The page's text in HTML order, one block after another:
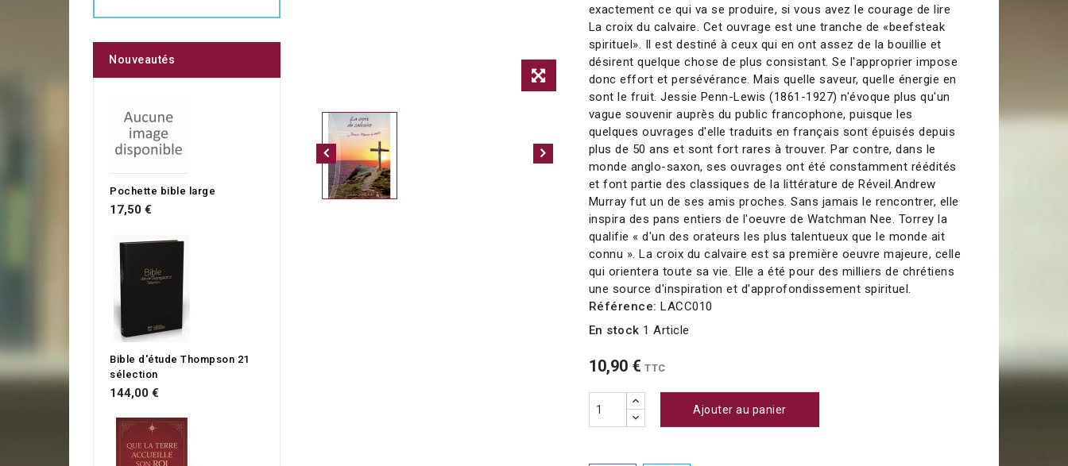
exactement ce qui va se produire, si vous avez le courage de lire
La croix du calvaire. Cet ouvrage est une tranche de «beefsteak
spirituel». Il est destiné à ceux qui en ont assez de la bouillie et
désirent quelque chose de plus consistant. Se l'approprier impose
donc effort et persévérance. Mais quelle saveur, quelle énergie en
sont le fruit. Jessie Penn-Lewis (1861-1927) n'évoque plus qu'un
vague souvenir auprès du public francophone, puisque les
quelques ouvrages d'elle traduits en français sont épuisés depuis
plus de 50 ans et sont fort rares à trouver. Par contre, dans le
monde anglo-saxon, ses ouvrages ont été constamment réédités
et font partie des classiques de la littérature de Réveil.Andrew
Murray fut un de ses amis proches. Sans jamais le rencontrer, elle
inspira des pans entiers de l'oeuvre de Watchman Nee. Torrey la
qualifie « d'un des orateurs les plus talentueux que le monde ait
connu ». La croix du calvaire est sa première oeuvre majeure, celle
qui orientera toute sa vie. Elle a été pour des milliers de chrétiens
une source d'inspiration et d'approfondissement spirituel.
Référence: LACC010
En stock 1 Article
10,90 € TTC
Ajouter au panier
Nouveautés
Pochette bible large
17,50 €
Bible d'étude Thompson 21
sélection
144,00 €